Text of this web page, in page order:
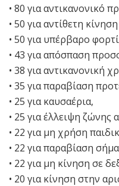
• 80 για αντικανονικό
• 50 για αντίθετη
• 50 για υπέρβαρο
• 43 για απόσπαση
• 38 για αντικανονική
• 35 για παραβίαση
• 25 για καυσαέρια,
• 25 για έλλειψη ζώνης
• 22 για μη χρήση
• 22 για παραβίαση
• 22 για μη κίνηση σε
• 20 για κίνηση στην